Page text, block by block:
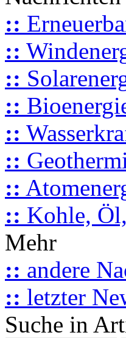
::
::
::
::
::
::
::
:: Kohle,
Mehr
:: andere
:: letzter
Suche in